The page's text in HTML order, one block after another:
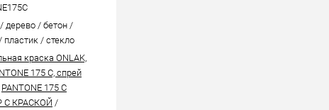
дерево / бетон /
пластик / стекло
краска ONLAK,
175 C, спрей
PANTONE 175 C
С КРАСКОЙ /